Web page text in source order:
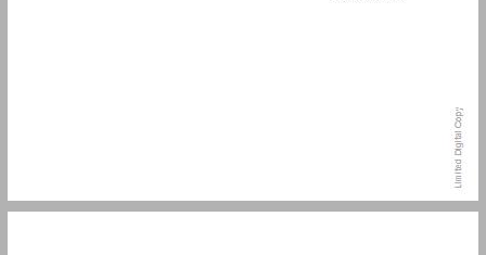
חלק שלישי תגובת האפנדיה הרדיקלית: הנאציזם והפשיזם כדגם של אימפריאליזם חדש ... 7